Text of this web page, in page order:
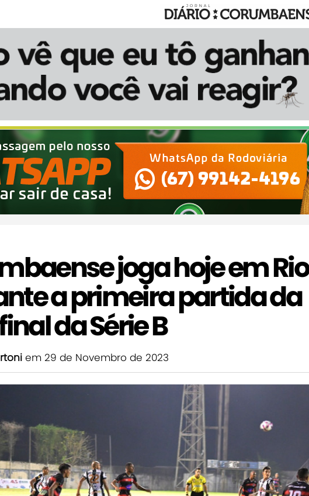
joga hoje em Rio
a primeira partida da
da Série B
em 29 de Novembro de 2023